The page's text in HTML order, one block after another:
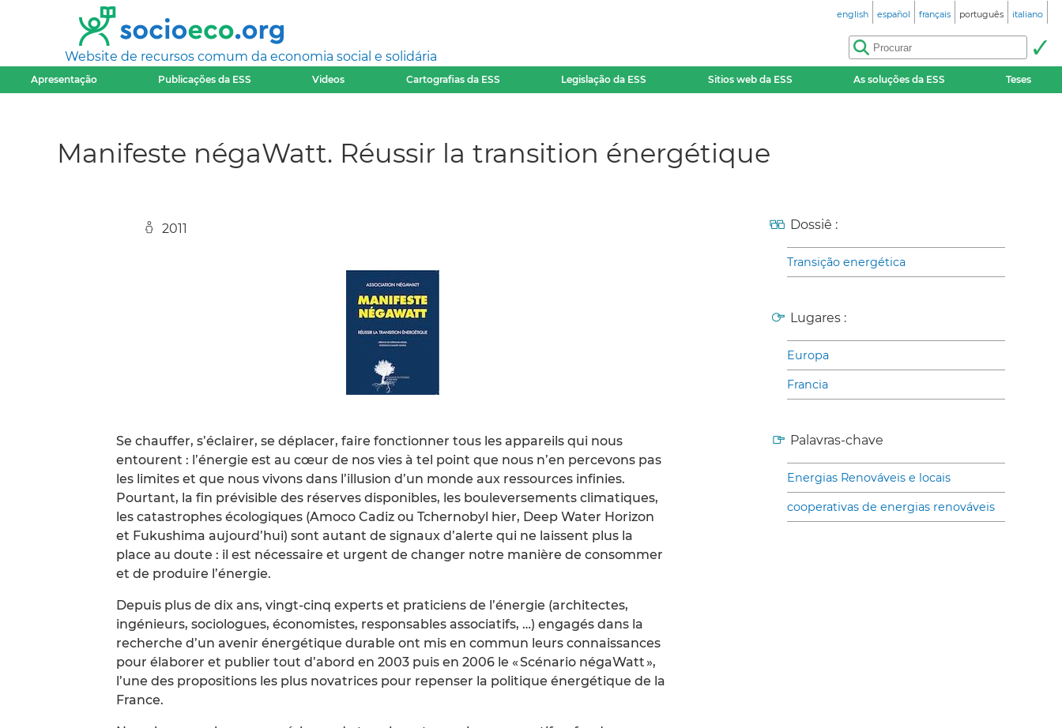
Website de recursos comum da economia social e solidária
english español français português italiano
Apresentação Publicações da ESS Videos Cartografias da ESS Legislação da ESS Sitios web da ESS As soluções da ESS Teses
Manifeste négaWatt. Réussir la transition énergétique
2011
Se chauffer, s’éclairer, se déplacer, faire fonctionner tous les appareils qui nous
entourent : l’énergie est au cœur de nos vies à tel point que nous n’en percevons pas
les limites et que nous vivons dans l’illusion d’un monde aux ressources infinies.
Pourtant, la fin prévisible des réserves disponibles, les bouleversements climatiques,
les catastrophes écologiques (Amoco Cadiz ou Tchernobyl hier, Deep Water Horizon
et Fukushima aujourd’hui) sont autant de signaux d’alerte qui ne laissent plus la
place au doute : il est nécessaire et urgent de changer notre manière de consommer
et de produire l’énergie.
Depuis plus de dix ans, vingt-cinq experts et praticiens de l’énergie (architectes,
ingénieurs, sociologues, économistes, responsables associatifs, …) engagés dans la
recherche d’un avenir énergétique durable ont mis en commun leurs connaissances
pour élaborer et publier tout d’abord en 2003 puis en 2006 le « Scénario négaWatt »,
l’une des propositions les plus novatrices pour repenser la politique énergétique de la
France.
Dossiê :
Transição energética
Lugares :
Europa
Francia
Palavras-chave
Energias Renováveis e locais
cooperativas de energias renováveis